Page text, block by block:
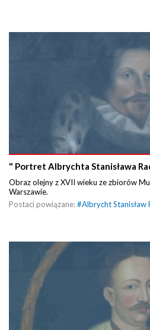
" Portret Albrychta Stanisława
Obraz olejny z XVII wieku ze zbiorów
Warszawie.
Postaci powiązane:#Albrycht Stanisław